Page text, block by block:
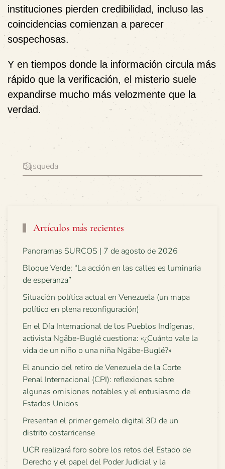
instituciones pierden credibilidad, incluso las
coincidencias comienzan a parecer
sospechosas.
Y en tiempos donde la información circula más
rápido que la verificación, el misterio suele
expandirse mucho más velozmente que la
verdad.
Artículos más recientes
Panoramas SURCOS | 7 de agosto de 2026
Bloque Verde: “La acción en las calles es luminaria
de esperanza”
Situación política actual en Venezuela (un mapa
político en plena reconfiguración)
En el Día Internacional de los Pueblos Indígenas,
activista Ngäbe-Buglé cuestiona: «¿Cuánto vale la
vida de un niño o una niña Ngäbe-Buglé?»
El anuncio del retiro de Venezuela de la Corte
Penal Internacional (CPI): reflexiones sobre
algunas omisiones notables y el entusiasmo de
Estados Unidos
Presentan el primer gemelo digital 3D de un
distrito costarricense
UCR realizará foro sobre los retos del Estado de
Derecho y el papel del Poder Judicial y la